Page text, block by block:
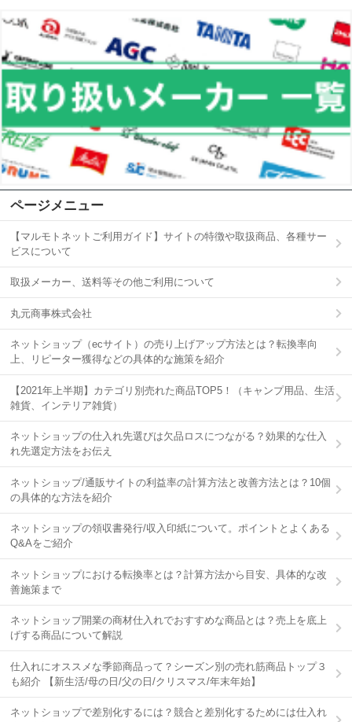
ページメニュー
【マルモトネットご利用ガイド】サイトの特徴や取扱商品、各種サー
ビスについて
取扱メーカー、送料等その他ご利用について
丸元商事株式会社
ネットショップ（ecサイト）の売り上げアップ方法とは？転換率向
上、リピーター獲得などの具体的な施策を紹介
【2021年上半期】カテゴリ別売れた商品TOP5！（キャンプ用品、生活
雑貨、インテリア雑貨）
ネットショップの仕入れ先選びは欠品ロスにつながる？効果的な仕入
れ先選定方法をお伝え
ネットショップ/通販サイトの利益率の計算方法と改善方法とは？10個
の具体的な方法を紹介
ネットショップの領収書発行/収入印紙について。ポイントとよくある
Q&Aをご紹介
ネットショップにおける転換率とは？計算方法から目安、具体的な改
善施策まで
ネットショップ開業の商材仕入れでおすすめな商品とは？売上を底上
げする商品について解説
仕入れにオススメな季節商品って？シーズン別の売れ筋商品トップ３
も紹介 【新生活/母の日/父の日/クリスマス/年末年始】
ネットショップで差別化するには？競合と差別化するためには仕入れ